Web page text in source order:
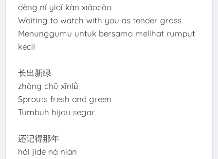
děng nǐ yìqǐ kàn xiǎocǎo
Waiting to watch with you as tender grass
Menunggumu untuk bersama melihat rumput
kecil
长出新绿
zhǎng chū xīnlǜ
Sprouts fresh and green
Tumbuh hijau segar
还记得那年
hái jìdé nà nián